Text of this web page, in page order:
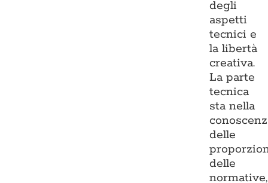
degli
aspetti
tecnici e
la libertà
creativa.
La parte
tecnica
sta nella
delle
delle
normative,